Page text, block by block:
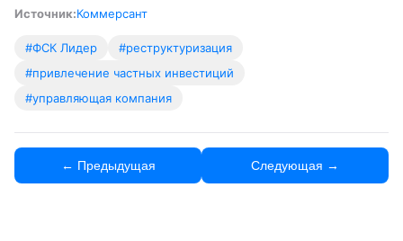
Источник:Коммерсант
#ФСК Лидер
#реструктуризация
#привлечение частных инвестиций
#управляющая компания
← Предыдущая Следующая →